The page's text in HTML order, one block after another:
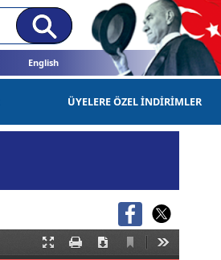
English
ÜYELERE ÖZEL İNDİRİMLER